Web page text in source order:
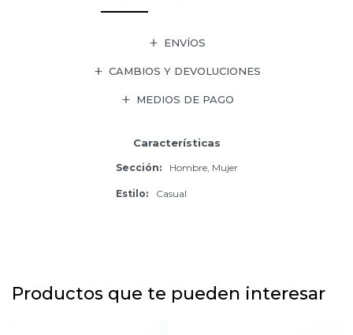
ENVÍOS
CAMBIOS Y DEVOLUCIONES
MEDIOS DE PAGO
Características
Sección Hombre, Mujer
Estilo Casual
Productos que te pueden interesar